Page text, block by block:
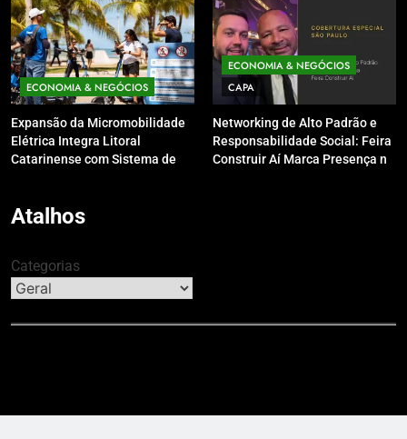
inverno
ECONOMIA & NEGÓCIOS
Expansão da Micromobilidade
Elétrica Integra Litoral
Catarinense com Sistema de
ECONOMIA & NEGÓCIOS
CAPA
Networking de Alto Padrão e
Responsabilidade Social: Feira
Construir Aí Marca Presença no
Atalhos
Categorias